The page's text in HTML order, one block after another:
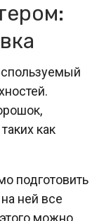
как
подготовить
ней все
можно